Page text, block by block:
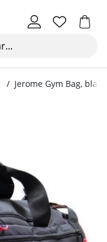
Jerome Gym Bag,